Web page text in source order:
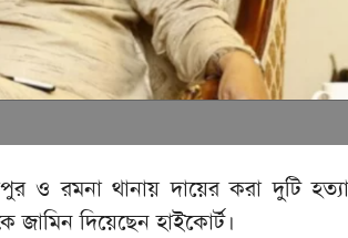
ও রমনা থানায় দায়ের করা দুটি হত্যা
জামিন দিয়েছেন হাইকোর্ট।